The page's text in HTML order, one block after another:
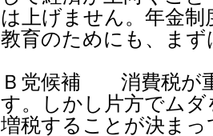
は上げません。年金
教育のためにも、ま
Ｂ党候補 消費税が
す。しかし片方でム
増税することが決ま